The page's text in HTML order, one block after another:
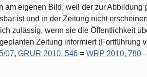
am eigenen Bild, weil der zur Abbildung
ist und in der Zeitung nicht
zulässig, wenn sie die Öffentlichkeit
Zeitung informiert (Fortführung
07, GRUR 2010, 546 = WRP 2010, 780 -